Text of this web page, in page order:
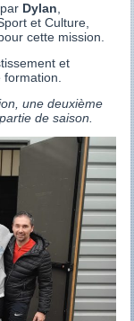
Dylan
et Culture,
cette mission.
et
une deuxième
de saison.